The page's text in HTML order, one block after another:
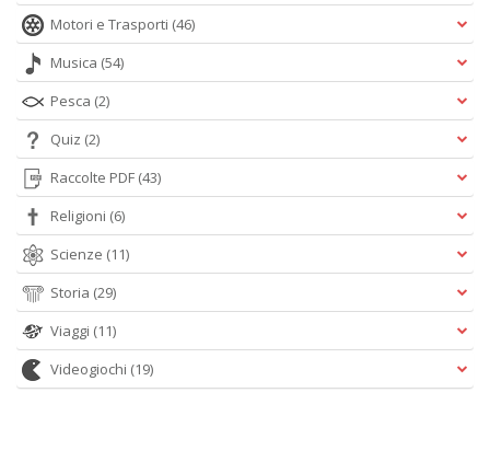
Motori e Trasporti (46)
Musica (54)
Pesca (2)
Quiz (2)
Raccolte PDF (43)
Religioni (6)
Scienze (11)
Storia (29)
Viaggi (11)
Videogiochi (19)